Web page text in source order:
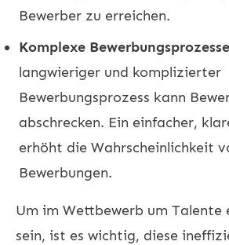
Bewerber zu erreichen.
Komplexe
langwieriger und komplizierter
Bewerbungsprozess kann
abschrecken. Ein einfacher,
erhöht die Wahrscheinlichkeit
Bewerbungen.
Um im Wettbewerb um Talente
sein, ist es wichtig, diese